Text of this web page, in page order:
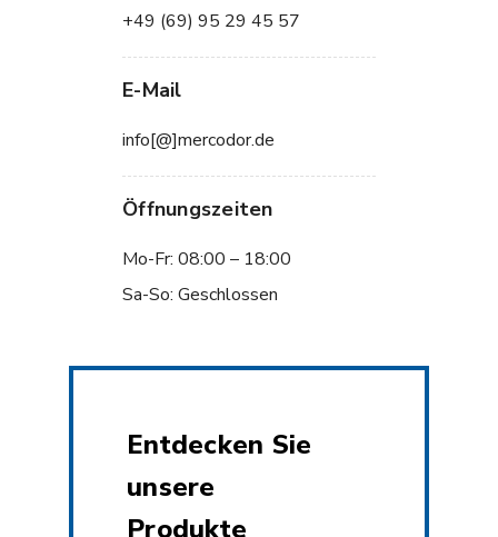
+49 (69) 95 29 45 57
E-Mail
info[@]mercodor.de
Öffnungszeiten
Mo-Fr: 08:00 – 18:00
Sa-So: Geschlossen
Entdecken Sie
unsere
Produkte